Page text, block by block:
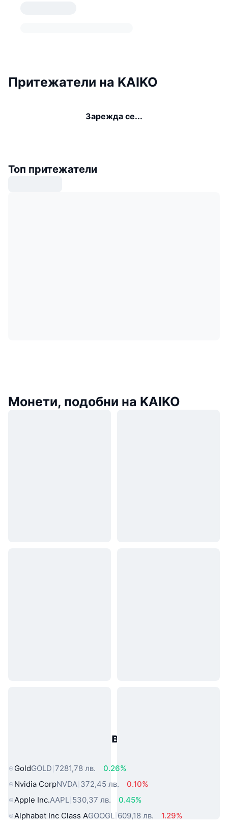
Притежатели на KAIKO
Зарежда се...
Топ притежатели
Монети, подобни на KAIKO
Популярни активи от реалния
GoldGOLD 7281,78 лв.
0.26%
Nvidia CorpNVDA 372,45 лв.
0.10%
Apple Inc.AAPL 530,37 лв.
0.45%
Alphabet Inc Class AGOOGL 609,18 лв. 1.29%